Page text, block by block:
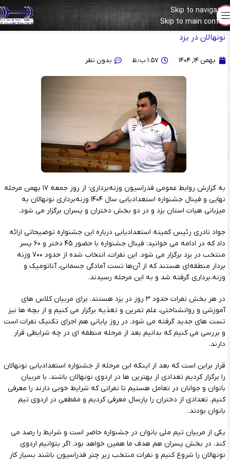
Skip to navigation
Skip to main content
توضیحات رییس کمیته استعدادیابی درباره جزییات فینال جشنواره
نونهالان در یزد
بهمن ۱۴, ۱۴۰۴ ۱:۵۷ ب٫ظ بدون نظر
به گزارش روابط عمومی فدراسیون وزنه‌برداری؛ از روز جمعه ۱۷ بهمن مرحله
نهایی و فینال جشنواره استعدادیابی سال ۱۴۰۴ وزنه‌برداری نونهالان به
میزبانی هیات استان یزد و در دو بخش دختران و پسران برگزار می شود.
جواد نادری رئیس کمیته استعدادیابی درباره این جشنواره توضیحاتی ارائه
داد که در ادامه می خوانید: فینال جشنواره با حضور ۴۵ دختر و ۶۰ پسر
منتخب در یزد برگزار می شود. این نفرات، انتخاب شده از حدود ۷۰۰ وزنه
بردار منطقه‌ای هستند که از آن‌ها تست آمادگی جسمانی، آناتومیک و
وزنه.برداری گرفته شد و به این مرحله رسیدند.
در هر بخش نفرات حدود ۳ روز در یزد هستند. برای مربیان کلاس های
آموزشی و روانشناختی، علم تمرین و تغذیه برگزار می کنیم و از بچه ها نیز
تست های جدید گرفته می شود. در روز پایانی هم اجرای تکنیک نفرات است
و بررسی می کنیم که بدانیم بعد از مرحله منطقه ای در چه شرایطی قرار
دارند.
قرار براین است که بعد از اینکه این مرحله از جشنواره استعدادیابی نونهالان
را برگزار کردیم تعدادی از بهترین ها در اردوی نونهالان باشند. با مربیان
بانوان و جوانان در تعامل هستیم تا نفراتی که شرایط خوبی دارند را معرفی
کنیم. تعدادی از دختران را پارسال معرفی کردیم و مقطعی در اردوی تیم
بانوان بودند.
یکی از مربیان تیم ملی بانوان در جشنواره حاضر است و شرایط را رصد می
کند. در بخش پسران هم هدف ما همین خواهد بود. اگر بتوانیم اردوی
نونهالان را شروع کنیم و نفرات منتخب زیر چتر فدراسیون باشند بسیار کار